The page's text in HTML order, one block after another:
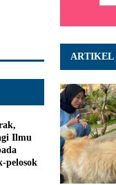
ARTIKEL
Ilmu
pelosok